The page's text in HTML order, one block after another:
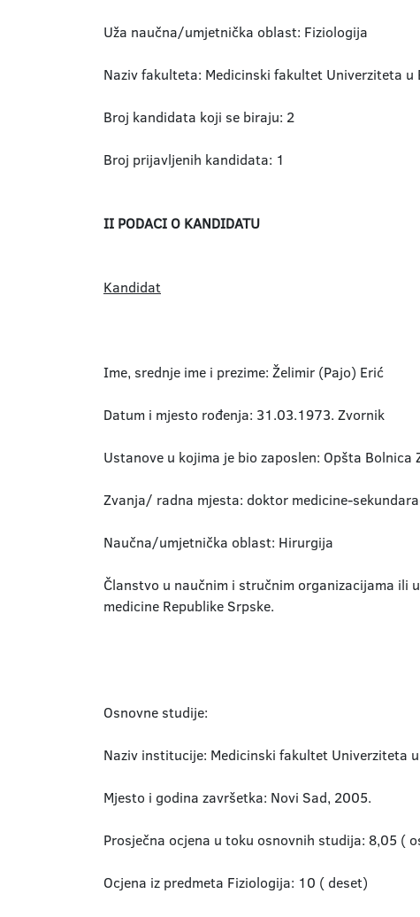
Uža naučna/umjetnička oblast: Fiziologija
Naziv fakulteta: Medicinski fakultet Univerziteta u
Broj kandidata koji se biraju: 2
Broj prijavljenih kandidata: 1
II PODACI O KANDIDATU
Kandidat
Ime, srednje ime i prezime: Želimir (Pajo) Erić
Datum i mjesto rođenja: 31.03.1973. Zvornik
Ustanove u kojima je bio zaposlen: Opšta Bolnica
Zvanja/ radna mjesta: doktor medicine-
Naučna/umjetnička oblast: Hirurgija
Članstvo u naučnim i stručnim organizacijama ili
medicine Republike Srpske.
Osnovne studije:
Naziv institucije: Medicinski fakultet Univerziteta
Mjesto i godina završetka: Novi Sad, 2005.
Prosječna ocjena u toku osnovnih studija: 8,05 (
Ocjena iz predmeta Fiziologija: 10 ( deset)